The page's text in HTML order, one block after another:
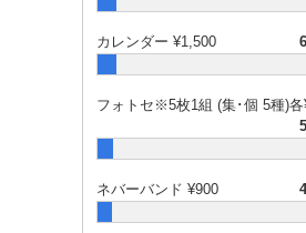
カレンダー ¥1,500
フォトセ※5枚1組 (集･個 5種)各
ネバーバンド ¥900